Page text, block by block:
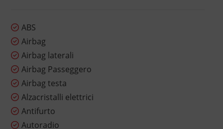
ABS
Airbag
Airbag laterali
Airbag Passeggero
Airbag testa
Alzacristalli elettrici
Antifurto
Autoradio